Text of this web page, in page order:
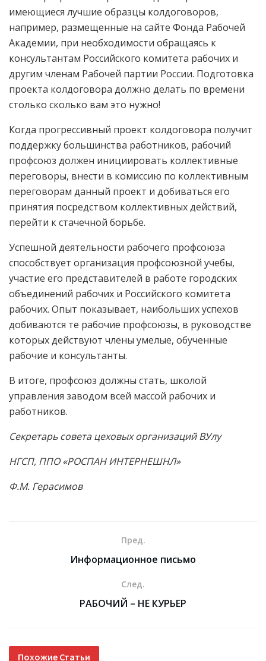
имеющиеся лучшие образцы колдоговоров,
например, размещенные на сайте Фонда Рабочей
Академии, при необходимости обращаясь к
консультантам Российского комитета рабочих и
другим членам Рабочей партии России. Подготовка
проекта колдоговора должно делать по времени
столько сколько вам это нужно!
Когда прогрессивный проект колдоговора получит
поддержку большинства работников, рабочий
профсоюз должен инициировать коллективные
переговоры, внести в комиссию по коллективным
переговорам данный проект и добиваться его
принятия посредством коллективных действий,
перейти к стачечной борьбе.
Успешной деятельности рабочего профсоюза
способствует организация профсоюзной учебы,
участие его представителей в работе городских
объединений рабочих и Российского комитета
рабочих. Опыт показывает, наибольших успехов
добиваются те рабочие профсоюзы, в руководстве
которых действуют члены умелые, обученные
рабочие и консультанты.
В итоге, профсоюз должны стать, школой
управления заводом всей массой рабочих и
работников.
Секретарь совета цеховых организаций ВУлу
НГСП, ППО «РОСПАН ИНТЕРНЕШНЛ»
Ф.М. Герасимов
Пред.
Информационное письмо
След.
РАБОЧИЙ – НЕ КУРЬЕР
Похожие Статьи